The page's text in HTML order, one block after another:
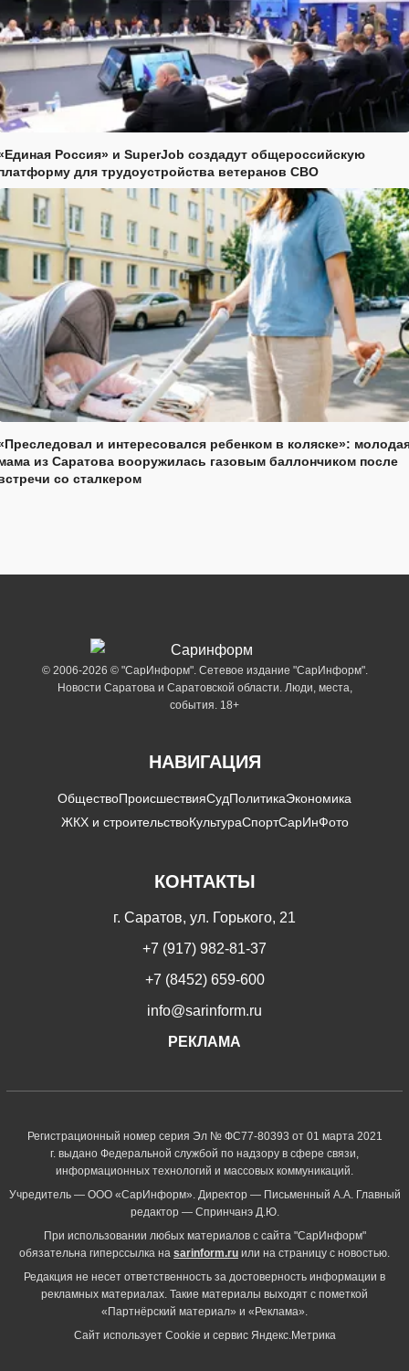
Россия» и SuperJob создадут общероссийскую
для трудоустройства ветеранов СВО
и интересовался ребенком в коляске»:
из Саратова вооружилась газовым баллончиком после
со сталкером
© 2006-2026 © "СарИнформ". Сетевое издание "СарИнформ".
Новости Саратова и Саратовской области. Люди, места,
события. 18+
НАВИГАЦИЯ
ОбществоПроисшествияСудПолитикаЭкономика
ЖКХ и строительствоКультураСпортСарИнФото
КОНТАКТЫ
г. Саратов, ул. Горького, 21
+7 (917) 982-81-37
+7 (8452) 659-600
info@sarinform.ru
РЕКЛАМА
Регистрационный номер серия Эл № ФС77-80393 от 01 марта 2021
г. выдано Федеральной службой по надзору в сфере связи,
информационных технологий и массовых коммуникаций.
Учредитель — ООО «СарИнформ». Директор — Письменный А.А. Главный
редактор — Спринчанэ Д.Ю.
При использовании любых материалов с сайта "СарИнформ"
обязательна гиперссылка на sarinform.ru или на страницу с новостью.
Редакция не несет ответственность за достоверность информации в
рекламных материалах. Такие материалы выходят с пометкой
«Партнёрский материал» и «Реклама».
Сайт использует Cookie и сервиc Яндекс.Метрика